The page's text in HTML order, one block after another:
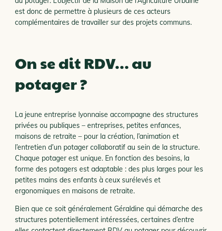
est donc de permettre à plusieurs de ces acteurs
complémentaires de travailler sur des projets communs.
On se dit RDV… au
potager ?
La jeune entreprise lyonnaise accompagne des structures
privées ou publiques – entreprises, petites enfances,
maisons de retraite – pour la création, l’animation et
l’entretien d’un potager collaboratif au sein de la structure.
Chaque potager est unique. En fonction des besoins, la
forme des potagers est adaptable : des plus larges pour les
petites mains des enfants à ceux surélevés et
ergonomiques en maisons de retraite.
Bien que ce soit généralement Géraldine qui démarche des
structures potentiellement intéressées, certaines d’entre